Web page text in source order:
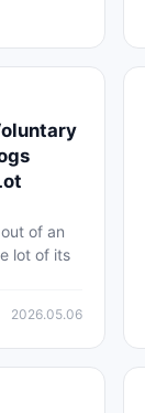
of an
lot of its
2026.05.06